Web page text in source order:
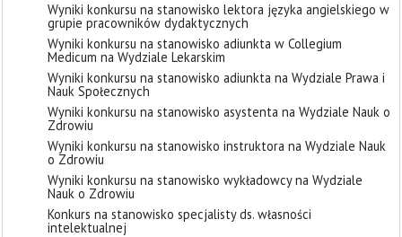
Wyniki konkursu na stanowisko lektora języka angielskiego w
grupie pracowników dydaktycznych
Wyniki konkursu na stanowisko adiunkta w Collegium
Medicum na Wydziale Lekarskim
Wyniki konkursu na stanowisko adiunkta na Wydziale Prawa i
Nauk Społecznych
Wyniki konkursu na stanowisko asystenta na Wydziale Nauk o
Zdrowiu
Wyniki konkursu na stanowisko instruktora na Wydziale Nauk
o Zdrowiu
Wyniki konkursu na stanowisko wykładowcy na Wydziale
Nauk o Zdrowiu
Konkurs na stanowisko specjalisty ds. własności
intelektualnej